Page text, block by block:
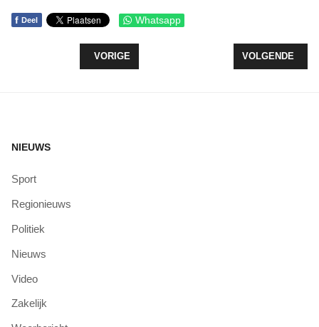
f Deel Whatsapp
VORIG ARTIKEL: BEWUSTWORDING ROND
VORIGE VOLGENDE
VOLGENDE
NIEUWS
Sport
Regionieuws
Politiek
Nieuws
Video
Zakelijk